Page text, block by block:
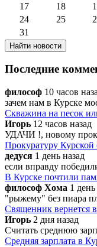
17
18
24
25
31
Последние
философ 10 часов
зачем нам в Курске
Скважина на песок
Игорь 12 часов назад
УДАЧИ !, новому
Прокуратуру Курской
дедуся 1 день назад
если вправду
В Курске почтили
философ Хома 1 день
"рыжему" без пиара
Священник вернется
Игорь 2 дня назад
Считать среднюю
Средняя зарплата в